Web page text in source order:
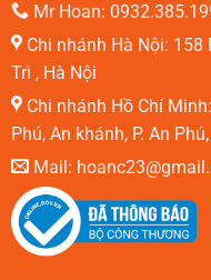
Mr Hoan:
Chi nhánh Hà Nội: 158
Trì , Hà Nội
Chi nhánh Hồ Chí
Phú, An khánh, P. An
Mail: